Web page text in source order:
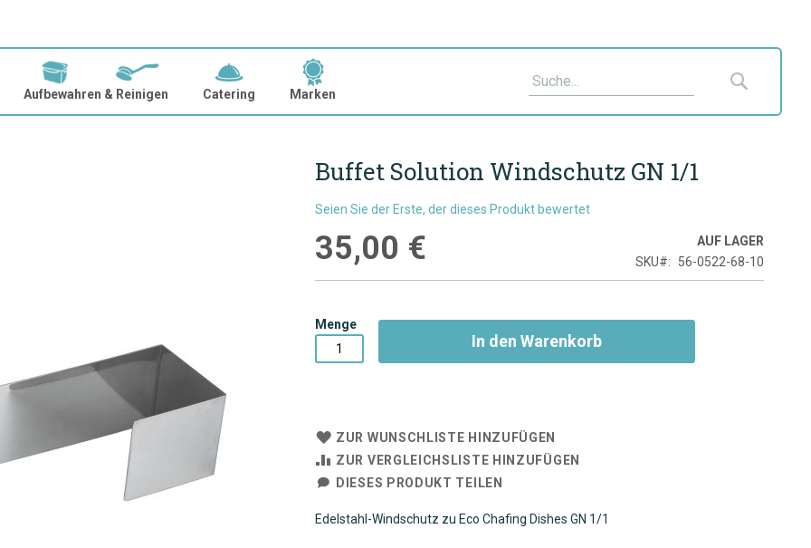
Aufbewahren & Reinigen Catering Marken Suche
Buffet Solution Windschutz GN 1/1
Seien Sie der Erste, der dieses Produkt bewertet
35,00 €
AUF LAGER
SKU
56-0522-68-10
Menge
In den Warenkorb
ZUR WUNSCHLISTE HINZUFÜGEN
ZUR VERGLEICHSLISTE HINZUFÜGEN
DIESES PRODUKT TEILEN
Edelstahl-Windschutz zu Eco Chafing Dishes GN 1/1